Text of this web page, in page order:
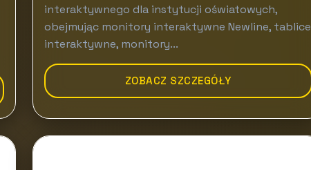
interaktywnego dla instytucji oświatowych,
obejmując monitory interaktywne Newline, tablice
interaktywne, monitory...
ZOBACZ SZCZEGÓŁY